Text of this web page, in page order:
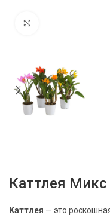
Каттлея Микс
Каттлея — это